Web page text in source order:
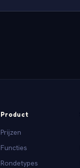
Product
Prijzen
Functies
Rondetypes